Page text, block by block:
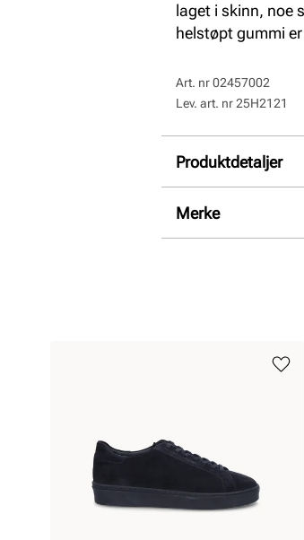
laget i skinn, noe
helstøpt gummi
Art. nr02457002
Lev. art. nr25H2121
Produktdetaljer
Overdel:
Merke